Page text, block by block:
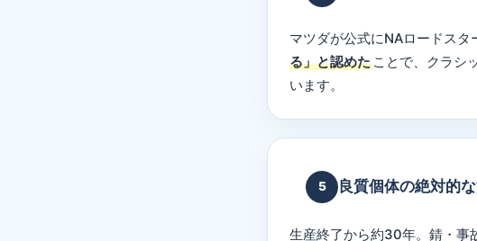
マツダが公式にNAロードスタ
る」と認めた ことで、クラシ
います。
5 良質個体の絶対的
生産終了から約30年。錆・事